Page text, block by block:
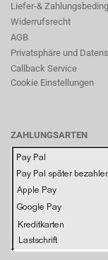
Liefer-&
Widerrufsrecht
AGB
Privatsphäre und
Callback Service
Cookie Einstellungen
ZAHLUNGSARTEN